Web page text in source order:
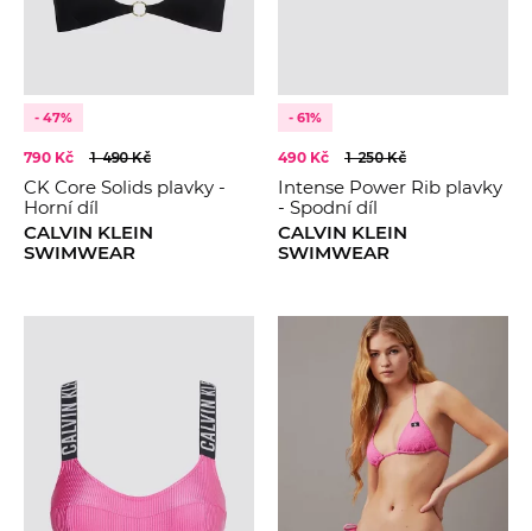
- 47%
790 Kč 1 490 Kč
CK Core Solids plavky -
Horní díl
CALVIN KLEIN
SWIMWEAR
- 61%
490 Kč 1 250 Kč
Intense Power Rib plavky
- Spodní díl
CALVIN KLEIN
SWIMWEAR